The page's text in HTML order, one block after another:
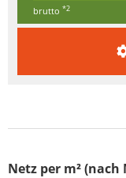
brutto *2
Netz per m² (nach